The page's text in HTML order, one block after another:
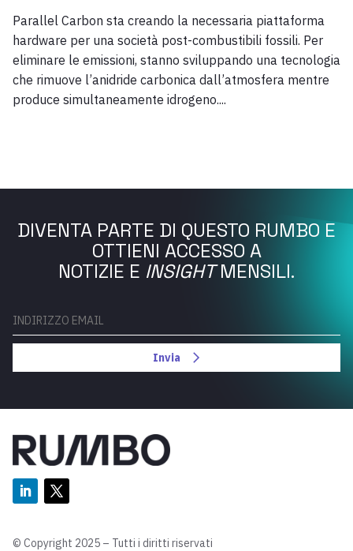
Parallel Carbon sta creando la necessaria piattaforma
hardware per una società post-combustibili fossili. Per
eliminare le emissioni, stanno sviluppando una tecnologia
che rimuove l’anidride carbonica dall’atmosfera mentre
produce simultaneamente idrogeno....
DIVENTA PARTE DI QUESTO RUMBO E
OTTIENI ACCESSO A
NOTIZIE E INSIGHTMENSILI.
Invia
© Copyright 2025 – Tutti i diritti riservati